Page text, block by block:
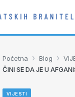
Početna › Blog ›
ČINI SE DA JE U
VIJESTI